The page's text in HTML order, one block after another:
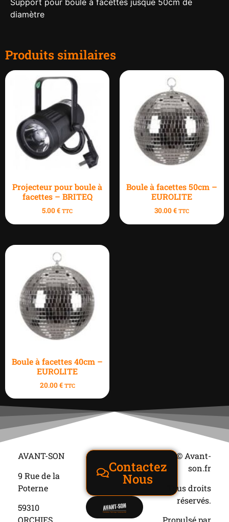
Support pour boule à facettes jusque 50cm de
diamètre
Produits similaires
Projecteur pour boule à
facettes – BRITEQ
5.00€ TTC
Boule à facettes 50cm –
EUROLITE
30.00€ TTC
Boule à facettes 40cm –
EUROLITE
20.00€ TTC
AVANT-SON
9 Rue de la
Poterne
59310
ORCHIES
Contactez
Nous
© Avant-
son.fr
Tous droits
réservés.
Propulsé par